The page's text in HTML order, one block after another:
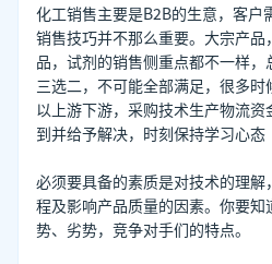
化工销售主要是B2B的生意，客户
销售技巧并不那么重要。大宗产
品，试剂的销售侧重点都不一样
三选二，不可能全部满足，很多
以上游下游，采购技术生产物流
到并给予解决，时刻保持学习心态
必须要具备的素质是对技术的理
程及影响产品质量的因素。你要
势、劣势，竞争对手们的特点。